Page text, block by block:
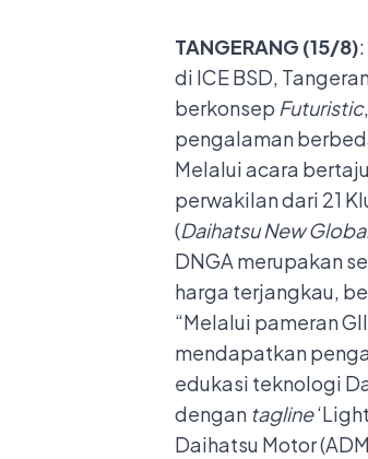
TANGERANG (15/8)
di ICE BSD,
berkonsep Futuristic
pengalaman
Melalui acara
perwakilan dari 21
(Daihatsu New
DNGA merupakan
harga terjangkau,
“Melalui pameran
mendapatkan
edukasi teknologi
dengan tagline
Daihatsu Motor